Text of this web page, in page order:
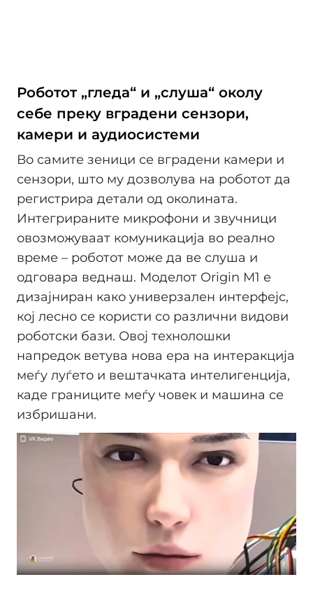
Роботот „гледа“ и „слуша“ околу
себе преку вградени сензори,
камери и аудиосистеми
Во самите зеници се вградени камери и
сензори, што му дозволува на роботот да
регистрира детали од околината.
Интегрираните микрофони и звучници
овозможуваат комуникација во реално
време – роботот може да ве слуша и
одговара веднаш. Моделот Origin M1 е
дизајниран како универзален интерфејс,
кој лесно се користи со различни видови
роботски бази. Овој технолошки
напредок ветува нова ера на интеракција
меѓу луѓето и вештачката интелигенција,
каде границите меѓу човек и машина се
избришани.